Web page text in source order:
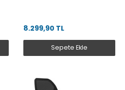
8.299,90 TL
Sepete Ekle